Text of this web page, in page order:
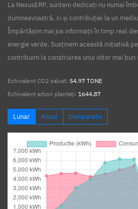
La NexusERP, suntem dedicați nu numai
dumneavoastră, ci și contribuției la un
Împărtășim mai jos informații în timp real
energie verde. Susținem această inițiativă
contribuim la construirea unui viitor mai
Echivalent CO2 salvat: 54.97 TONE
Echivalent arbori plantați: 1644.87
Lunar Anual Comparativ